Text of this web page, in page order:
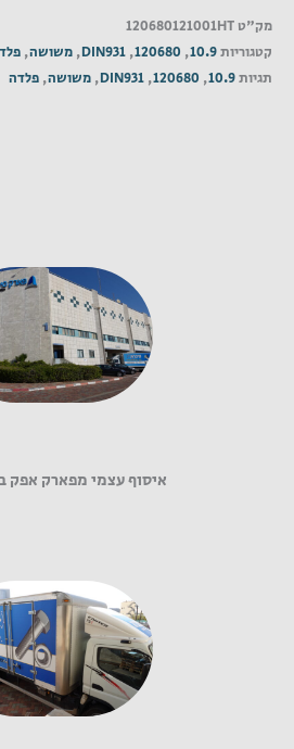
מק"ט120680121001HT
קטגוריות10.9
,
120680
,
DIN931
, משושה,
תגיות10.9
,
120680
,
DIN931
, משושה, פלדה
איסוף עצמי מפארק אפק